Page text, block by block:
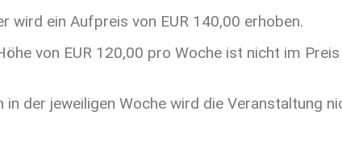
wird ein Aufpreis von EUR 140,00 erhoben.
von EUR 120,00 pro Woche ist nicht im
in der jeweiligen Woche wird die Veranstaltung